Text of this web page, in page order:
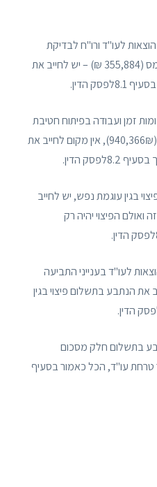
לעו"ד ורו"ח לבדיקת
הסוגיה ולפעולה מול שלטונות המס (355,884 ₪) – יש לחייב את
הדין.
זמן ועבודה בפיתוח חטיבת
הנדל"ן, לרבות קורסים והכשרות (940,366₪), אין מקום לחייב את
בגין עוגמת נפש, יש לחייב
ואולם הפיצוי יהיה רק
לעו"ד בענייני התביעה
אין לחייב את הנתבע בתשלום פיצוי בגין
בתשלום חלק מסכום
טרחת עו"ד, הכל כאמור בסעיף